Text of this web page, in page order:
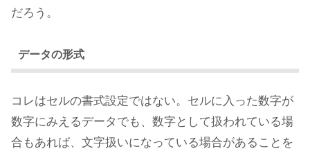
だろう。
データの形式
コレはセルの書式設定ではない。セルに入った数字が
数字にみえるデータでも、数字として扱われている場
合もあれば、文字扱いになっている場合があることを